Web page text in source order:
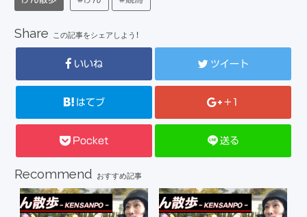
Share この記事をシェアしよう！
いいね ツイート
はてブ +1
Pocket 送る
Recommend おすすめ記事